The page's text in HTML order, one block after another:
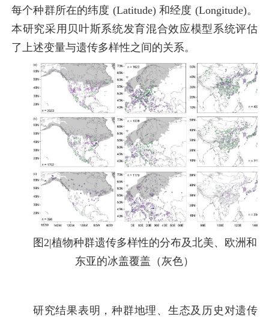
每个种群所在的纬度 (Latitude) 和经度 (Longitude)。
本研究采用贝叶斯系统发育混合效应模型系统评估
了上述变量与遗传多样性之间的关系。
图2|植物种群遗传多样性的分布及北美、欧洲和
东亚的冰盖覆盖（灰色）
研究结果表明，种群地理、生态及历史对遗传